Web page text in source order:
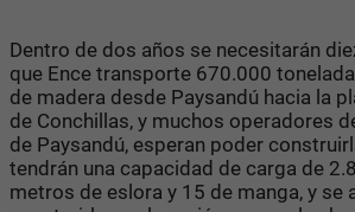
Dentro de dos años se necesitarán
que Ence transporte 670.000
de madera desde Paysandú hacia la
de Conchillas, y muchos operadores
de Paysandú, esperan poder
tendrán una capacidad de carga de
metros de eslora y 15 de manga, y se